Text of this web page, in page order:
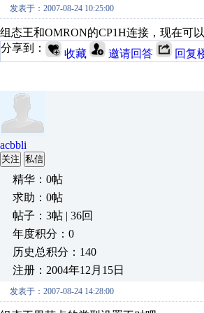
发表于：2007-08-24 10:25:00
组态王和OMRON的CP1H连接，现在可
分享到：
收藏 邀请回答 回复
acbbli
关注 私信
精华：0帖
求助：0帖
帖子：3帖 | 36回
年度积分：0
历史总积分：140
注册：2004年12月15日
发表于：2007-08-24 14:28:00